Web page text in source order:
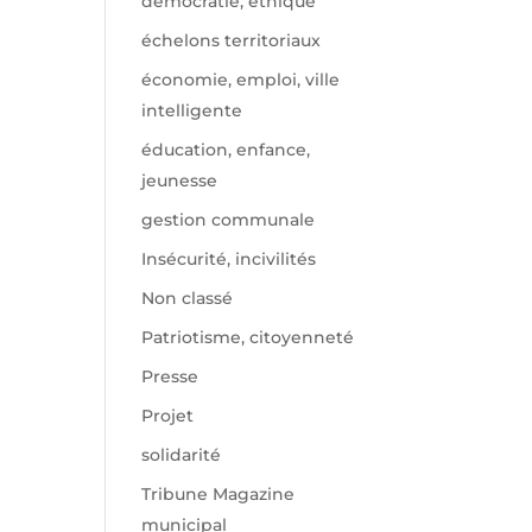
échelons territoriaux
économie, emploi, ville
intelligente
éducation, enfance,
jeunesse
gestion communale
Insécurité, incivilités
Non classé
Patriotisme, citoyenneté
Presse
Projet
solidarité
Tribune Magazine
municipal